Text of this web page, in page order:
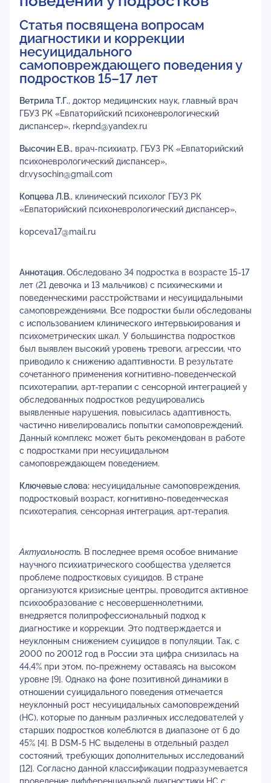
Статья посвящена вопросам
диагностики и коррекции
несуицидального
самоповреждающего поведения у
подростков 15–17 лет
Ветрила Т.Г., доктор медицинских наук, главный врач
ГБУЗ РК «Евпаторийский психоневрологический
диспансер», rkepnd@yandex.ru
Высочин Е.В., врач-психиатр, ГБУЗ РК «Евпаторийский
психоневрологический диспансер»,
dr.vysochin@gmail.com
Копцева Л.В., клинический психолог ГБУЗ РК
«Евпаторийский психоневрологический диспансер»,
kopceva17@mail.ru
Аннотация. Обследовано 34 подростка в возрасте 15-17
лет (21 девочка и 13 мальчиков) с психическими и
поведенческими расстройствами и несуицидальными
самоповреждениями. Все подростки были обследованы
с использованием клинического интервьюирования и
психометрических шкал. У большинства подростков
был выявлен высокий уровень тревоги, агрессии, что
приводило к снижению адаптивности. В результате
сочетанного применения когнитивно-поведенческой
психотерапии, арт-терапии с сенсорной интеграцией у
обследованных подростков редуцировались
выявленные нарушения, повысилась адаптивность,
частично нивелировались попытки самоповреждений.
Данный комплекс может быть рекомендован в работе
с подростками при несуицидальном
самоповреждающем поведением.
Ключевые слова: несуицидальные самоповреждения,
подростковый возраст, когнитивно-поведенческая
психотерапия, сенсорная интеграция, арт-терапия.
Актуальность. В последнее время особое внимание
научного психиатрического сообщества уделяется
проблеме подростковых суицидов. В стране
организуются кризисные центры, проводится активное
психообразование с несовершеннолетними,
внедряется полипрофессиональный подход к
диагностике и коррекции. Это подтверждается и
неуклонным снижением суицидов в популяции. Так, с
2000 по 20012 год в России эта цифра снизилась на
44,4% при этом, по-прежнему оставаясь на высоком
уровне [9]. Однако на фоне позитивной динамики в
отношении суицидального поведения отмечается
неуклонный рост несуицидальных самоповреждений
(НС), которые по данным различных исследователей у
старших подростков колеблются в диапазоне от 6 до
45% [4]. В DSM-5 НС выделены в отдельный раздел
состояний, требующих дополнительных исследований
[12]. Согласно данной классификации подразумевается